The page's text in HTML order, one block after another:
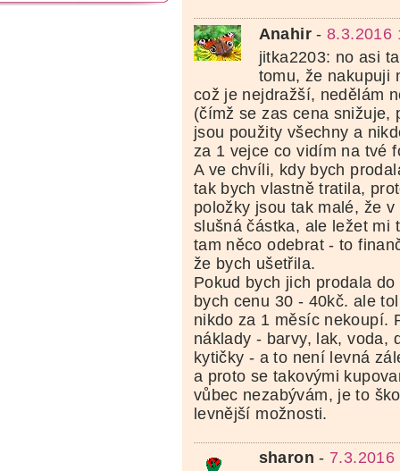
Anahir-8.3.2016
jitka2203: no asi
tomu, že nakupuji
což je nejdražší, nedělám
(čímž se zas cena snižuje,
jsou použity všechny a
za 1 vejce co vidím na tvé
A ve chvíli, kdy bych
tak bych vlastně tratila,
položky jsou tak malé, že
slušná částka, ale ležet mi
tam něco odebrat - to
že bych ušetřila.
Pokud bych jich prodala
bych cenu 30 - 40kč. ale
nikdo za 1 měsíc nekoupí.
náklady - barvy, lak, voda,
kytičky - a to není levná
a proto se takovými
vůbec nezabývám, je to
levnější možnosti.
sharon - 7.3.2016